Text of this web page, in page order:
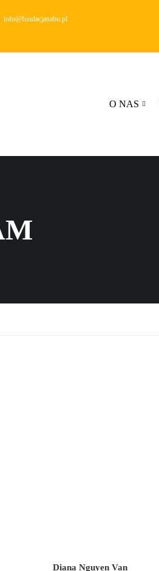
info@fundacjanabu.pl
O NAS
Diana Nguyen Van